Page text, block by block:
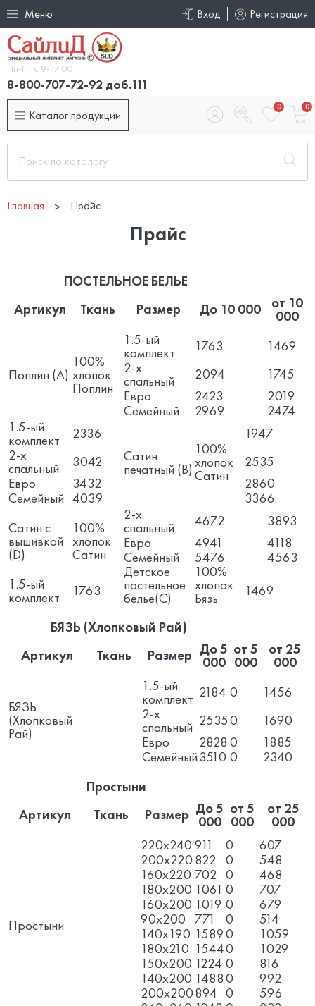
Меню Вход Регистрация
Пн-Пт с 9-17.00
8-800-707-72-92 доб.111
Каталог продукции
0 0
Главная Прайс
Прайс
ПОСТЕЛЬНОЕ БЕЛЬЕ
Артикул
Ткань Размер До 10 000 от 10
000
Поплин (А)
100%
хлопок
Поплин
1.5-ый
комплект 1763
1469
2-х
спальный 2094
1745
Евро
2423
2019
Семейный
2969 2474
Сатин
печатный (B)
100%
хлопок
Сатин
1.5-ый
комплект 2336
1947
2-х
спальный 3042
2535
Евро
3432
2860
Семейный 4039
3366
Сатин с
вышивкой
(D)
100%
хлопок
Сатин
2-х
спальный 4672
3893
Евро
4941
4118
Семейный
5476
4563
Детское
постельное
белье(С)
100%
хлопок
Бязь
1.5-ый
комплект 1763 1469
БЯЗЬ (Хлопковый Рай)
Артикул
Ткань Размер До 5
000
от 5
000
от 25
000
БЯЗЬ
(Хлопковый
Рай)
1.5-ый
комплект 2184 0
1456
2-х
спальный 25350
1690
Евро
2828 0
1885
Семейный3510 0
2340
Простыни
Артикул
Ткань Размер До 5
000
от 5
000
от 25
000
Простыни
220x240 911 0
607
200x220 822 0
548
160x220 702 0
468
180x200 1061 0
707
160x200 1019 0
679
90x200 771 0
514
140x190 15890
1059
180x210 15440
1029
150x200 1224 0
816
140x200 14880
992
200x200894 0
596